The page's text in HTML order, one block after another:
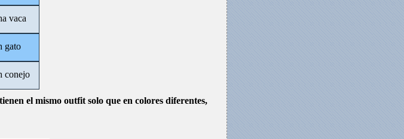
vaca
gato
conejo
el mismo outfit solo que en colores diferentes,